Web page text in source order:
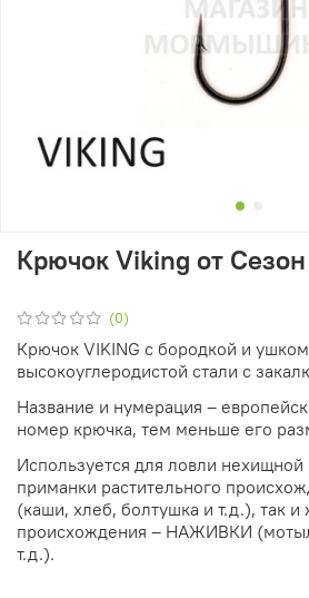
(0)
Крючок Viking от
Крючок VIKING с бородкой и
высокоуглеродистой стали с
Название и нумерация –
номер крючка, тем меньше его
Используется для ловли
приманки растительного
(каши, хлеб, болтушка и т.д.), так и
происхождения – НАЖИВКИ
т.д.).